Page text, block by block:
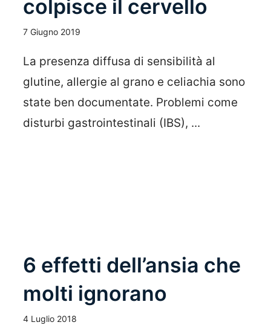
colpisce il cervello
7 Giugno 2019
La presenza diffusa di sensibilità al
glutine, allergie al grano e celiachia sono
state ben documentate. Problemi come
disturbi gastrointestinali (IBS), ...
6 effetti dell’ansia che
molti ignorano
4 Luglio 2018